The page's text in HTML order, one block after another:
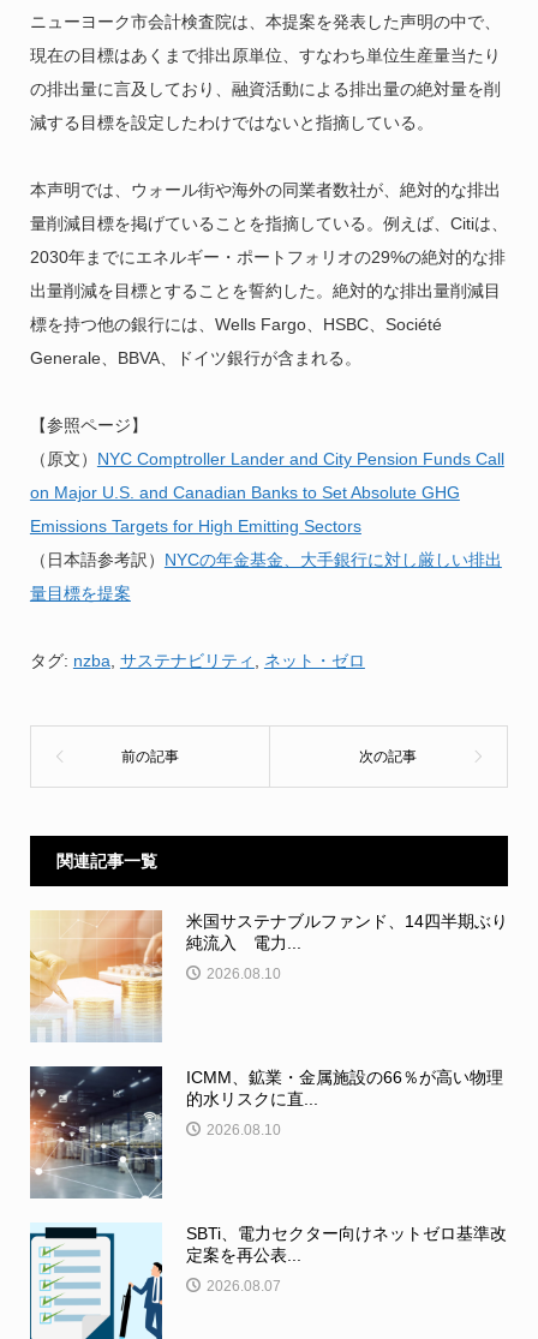
ニューヨーク市会計検査院は、本提案を発表した声明の中で、
現在の目標はあくまで排出原単位、すなわち単位生産量当たり
の排出量に言及しており、融資活動による排出量の絶対量を削
減する目標を設定したわけではないと指摘している。
本声明では、ウォール街や海外の同業者数社が、絶対的な排出
量削減目標を掲げていることを指摘している。例えば、Citiは、
2030年までにエネルギー・ポートフォリオの29%の絶対的な排
出量削減を目標とすることを誓約した。絶対的な排出量削減目
標を持つ他の銀行には、Wells Fargo、HSBC、Société
Generale、BBVA、ドイツ銀行が含まれる。
【参照ページ】
（原文） NYC Comptroller Lander and City Pension Funds Call
on Major U.S. and Canadian Banks to Set Absolute GHG
Emissions Targets for High Emitting Sectors
（日本語参考訳） NYCの年金基金、大手銀行に対し厳しい排出
量目標を提案
タグ: nzba, サステナビリティ , ネット・ゼロ
関連記事一覧
米国サステナブルファンド、14四半期ぶり
純流入 電力...
2026.08.10
ICMM、鉱業・金属施設の66％が高い物理
的水リスクに直...
2026.08.10
SBTi、電力セクター向けネットゼロ基準改
定案を再公表...
2026.08.07